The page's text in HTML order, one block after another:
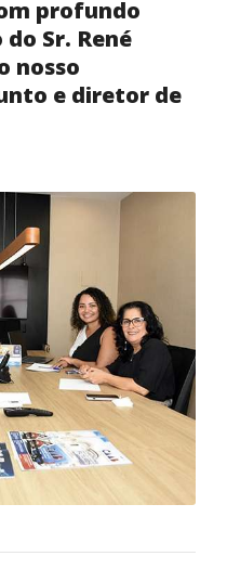
profundo
Sr. René
nosso
e diretor de